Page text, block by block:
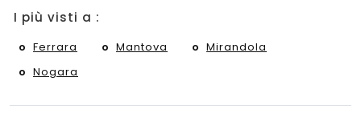
I più visti a :
Ferrara Mantova
Mirandola
Nogara